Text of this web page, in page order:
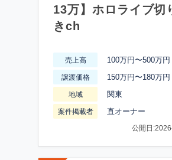
13万】ホロライブ切
きch
売上高 100万円〜500万円
譲渡価格 150万円〜180万円
地域 関東
案件掲載者 直オーナー
公開日